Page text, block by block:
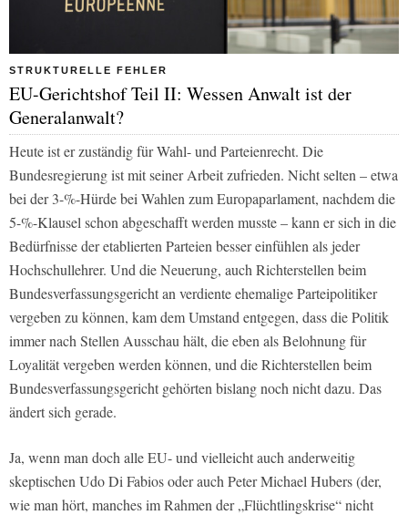
STRUKTURELLE FEHLER
EU-Gerichtshof Teil II: Wessen Anwalt ist der
Generalanwalt?
Heute ist er zuständig für Wahl- und Parteienrecht. Die
Bundesregierung ist mit seiner Arbeit zufrieden. Nicht selten – etwa
bei der 3-%-Hürde bei Wahlen zum Europaparlament, nachdem die
5-%-Klausel schon abgeschafft werden musste – kann er sich in die
Bedürfnisse der etablierten Parteien besser einfühlen als jeder
Hochschullehrer. Und die Neuerung, auch Richterstellen beim
Bundesverfassungsgericht an verdiente ehemalige Parteipolitiker
vergeben zu können, kam dem Umstand entgegen, dass die Politik
immer nach Stellen Ausschau hält, die eben als Belohnung für
Loyalität vergeben werden können, und die Richterstellen beim
Bundesverfassungsgericht gehörten bislang noch nicht dazu. Das
ändert sich gerade.
Ja, wenn man doch alle EU- und vielleicht auch anderweitig
skeptischen Udo Di Fabios oder auch Peter Michael Hubers (der,
wie man hört, manches im Rahmen der „Flüchtlingskrise“ nicht